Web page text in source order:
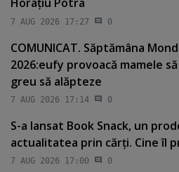
Horaţiu Potra
7 AUG 2026 17:27 0
COMUNICAT. Săptămâna
2026:eufy provoacă mamele
greu să alăpteze
7 AUG 2026 17:14 0
S-a lansat Book Snack, un
actualitatea prin cărţi. Cine îl
7 AUG 2026 17:00 0